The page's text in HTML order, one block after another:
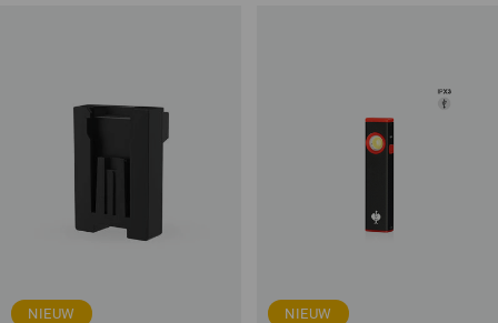
NIEUW NIEUW